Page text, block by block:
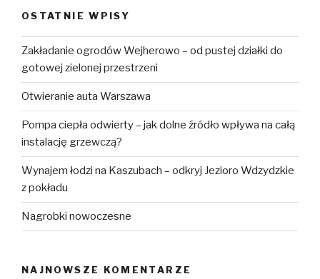
OSTATNIE WPISY
Zakładanie ogrodów Wejherowo – od pustej działki do
gotowej zielonej przestrzeni
Otwieranie auta Warszawa
Pompa ciepła odwierty – jak dolne źródło wpływa na całą
instalację grzewczą?
Wynajem łodzi na Kaszubach – odkryj Jezioro Wdzydzkie
z pokładu
Nagrobki nowoczesne
NAJNOWSZE KOMENTARZE